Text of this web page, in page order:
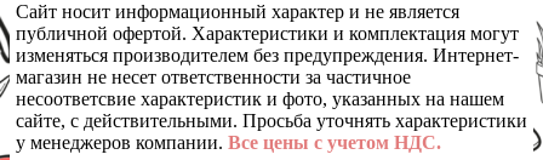
Сайт носит информационный характер и не является
публичной офертой. Характеристики и комплектация могут
изменяться производителем без предупреждения. Интернет-
магазин не несет ответственности за частичное
несоответсвие характеристик и фото, указанных на нашем
сайте, с действительными. Просьба уточнять характеристики
у менеджеров компании. Все цены с учетом НДС.